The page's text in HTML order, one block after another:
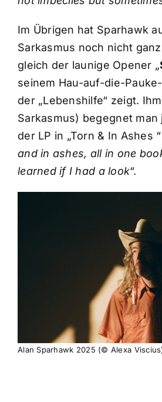
Im Übrigen hat Sparhawk
Sarkasmus noch nicht
gleich der launige Opener „
seinem Hau-auf-die-
der „Lebenshilfe“ zeigt.
Sarkasmus) begegnet man
der LP in „Torn & In Ashes
and in ashes, all in one
learned if I had a look“.
Alan Sparhawk 2025 (© Alexa